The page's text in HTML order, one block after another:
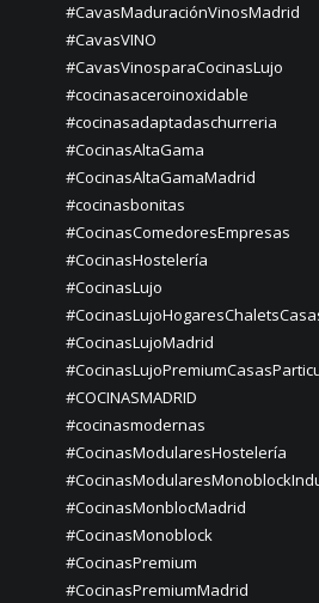
#CavasMaduraciónVinosMadrid
#CavasVINO
#CavasVinosparaCocinasLujo
#cocinasaceroinoxidable
#cocinasadaptadaschurreria
#CocinasAltaGama
#CocinasAltaGamaMadrid
#cocinasbonitas
#CocinasComedoresEmpresas
#CocinasHostelería
#CocinasLujo
#CocinasLujoMadrid
#COCINASMADRID
#cocinasmodernas
#CocinasModularesHostelería
#CocinasMonblocMadrid
#CocinasMonoblock
#CocinasPremium
#CocinasPremiumMadrid